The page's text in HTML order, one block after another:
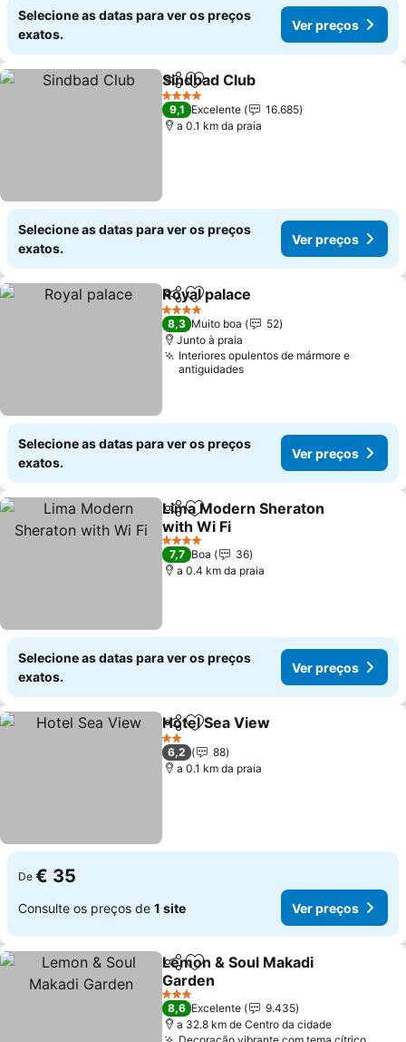
Selecione as datas para ver os preços
exatos.
Ver preços
PartilharAdicionar aos favoritos
Sindbad Club
4 Estrelas
9,1 Excelente
16.685
a 0.1 km da praia
Selecione as datas para ver os preços
exatos.
Ver preços
PartilharAdicionar aos favoritos
Royal palace
4 Estrelas
8,3 Muito boa
52
Junto à praia
Interiores opulentos de mármore e
antiguidades
Selecione as datas para ver os preços
exatos.
Ver preços
PartilharAdicionar aos favoritos
Lima Modern Sheraton
with Wi Fi
Ver preços
4 Estrelas
7,7 Boa
36
a 0.4 km da praia
Selecione as datas para ver os preços
exatos.
Ver preços
PartilharAdicionar aos favoritos
Hotel Sea View
2 Estrelas
6,2
88
a 0.1 km da praia
De € 35
Consulte os preços de 1 site Ver preços
PartilharAdicionar aos favoritos
Lemon & Soul Makadi
Garden
Ver preços
3 Estrelas
8,6 Excelente
9.435
a 32.8 km de Centro da cidade